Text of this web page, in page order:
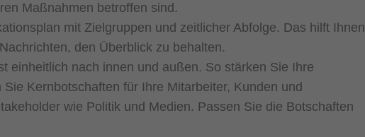
Maßnahmen betroffen sind.
mit Zielgruppen und zeitlicher Abfolge. Das hilft Ihnen
den Überblick zu behalten.
einheitlich nach innen und außen. So stärken Sie Ihre
Kernbotschaften für Ihre Mitarbeiter, Kunden und
wie Politik und Medien. Passen Sie die Botschaften